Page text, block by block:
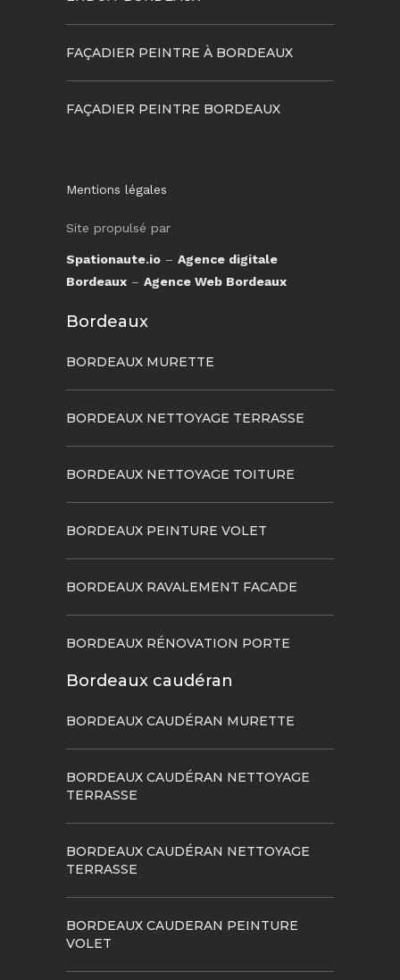
FAÇADIER PEINTRE À BORDEAUX
FAÇADIER PEINTRE BORDEAUX
Mentions légales
Site propulsé par
Spationaute.io – Agence digitale
Bordeaux – Agence Web Bordeaux
Bordeaux
BORDEAUX MURETTE
BORDEAUX NETTOYAGE TERRASSE
BORDEAUX NETTOYAGE TOITURE
BORDEAUX PEINTURE VOLET
BORDEAUX RAVALEMENT FACADE
BORDEAUX RÉNOVATION PORTE
Bordeaux caudéran
BORDEAUX CAUDÉRAN MURETTE
BORDEAUX CAUDÉRAN NETTOYAGE
TERRASSE
BORDEAUX CAUDÉRAN NETTOYAGE
TERRASSE
BORDEAUX CAUDERAN PEINTURE
VOLET